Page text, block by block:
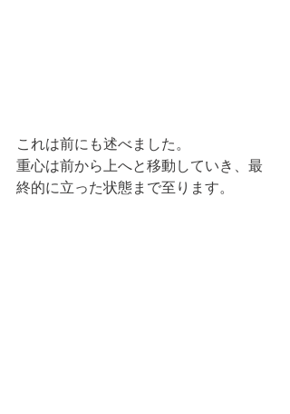
これは前にも述べました。
重心は前から上へと移動していき、最
終的に立った状態まで至ります。